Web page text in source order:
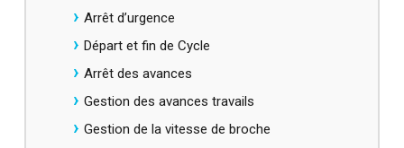
Arrêt d’urgence
Départ et fin de Cycle
Arrêt des avances
Gestion des avances travails
Gestion de la vitesse de broche